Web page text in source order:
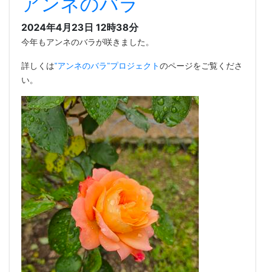
2024年4月23日 12時38分
今年もアンネのバラが咲きました。
詳しくは”アンネのバラ”プロジェクトのページをご覧くださ
い。